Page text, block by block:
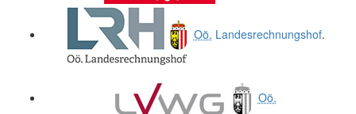
Oö. Landesrechnungshof.
Oö.